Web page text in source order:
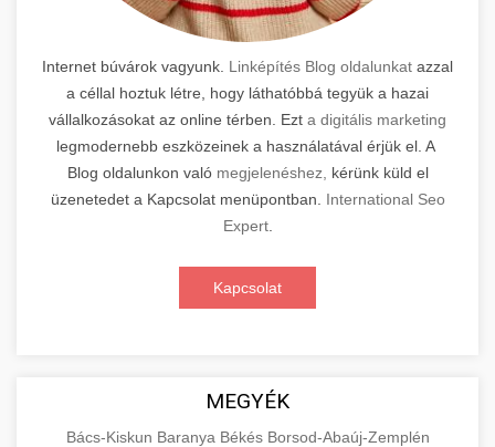
Internet búvárok vagyunk. Linképítés Blog oldalunkat azzal
a céllal hoztuk létre, hogy láthatóbbá tegyük a hazai
vállalkozásokat az online térben. Ezt a digitális marketing
legmodernebb eszközeinek a használatával érjük el. A
Blog oldalunkon való megjelenéshez,
kérünk küld el
üzenetedet a Kapcsolat menüpontban. International Seo
Expert.
Kapcsolat
MEGYÉK
Bács-Kiskun Baranya Békés Borsod-Abaúj-Zemplén